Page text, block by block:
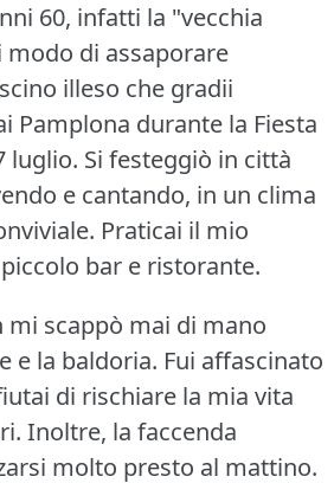
60, infatti la "vecchia
modo di assaporare
illeso che gradii
Pamplona durante la Fiesta
luglio. Si festeggiò in città
e cantando, in un clima
Praticai il mio
bar e ristorante.
mi scappò mai di mano
e la baldoria. Fui affascinato
di rischiare la mia vita
Inoltre, la faccenda
molto presto al mattino.